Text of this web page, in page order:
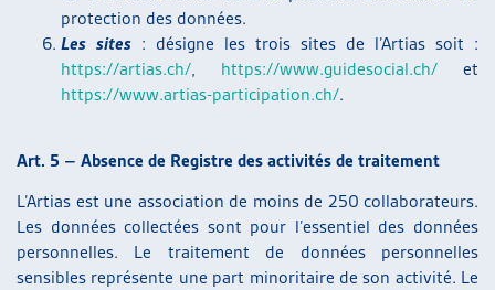
protection des données.
Les sites : désigne les trois sites de l’Artias soit :
https://artias.ch/
https://www.guidesocial.ch/ et
https://www.artias-participation.ch/.
Art. 5 – Absence de Registre des activités de traitement
L’Artias est une association de moins de 250 collaborateurs.
Les données collectées sont pour l’essentiel des données
personnelles. Le traitement de données personnelles
sensibles représente une part minoritaire de son activité. Le